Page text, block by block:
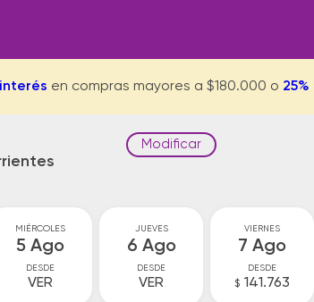
en compras mayores a $180.000 o
Modificar
MIÉRCOLES
5 Ago
DESDE
VER
JUEVES
6 Ago
DESDE
VER
VIERNES
7 Ago
DESDE
$ 141.763